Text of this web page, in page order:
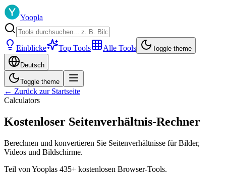
Yoopla
Einblicke Top Tools Alle Tools Toggle theme
Deutsch
Toggle theme
← Zurück zur Startseite
Calculators
Kostenloser Seitenverhältnis-Rechner
Berechnen und konvertieren Sie Seitenverhältnisse für Bilder,
Videos und Bildschirme.
Teil von Yooplas 435+ kostenlosen Browser-Tools.